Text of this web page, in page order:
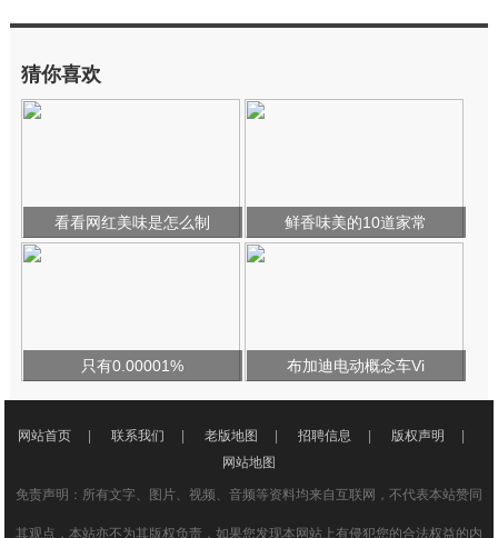
猜你喜欢
看看网红美味是怎么制 鲜香味美的10道家常
只有0.00001% 布加迪电动概念车Vi
网站首页 | 联系我们 | 老版地图 | 招聘信息 | 版权声明
|
网站地图
免责声明：所有文字、图片、视频、音频等资料均来自互联网，不代表本站赞同
其观点，本站亦不为其版权负责，如果您发现本网站上有侵犯您的合法权益的内